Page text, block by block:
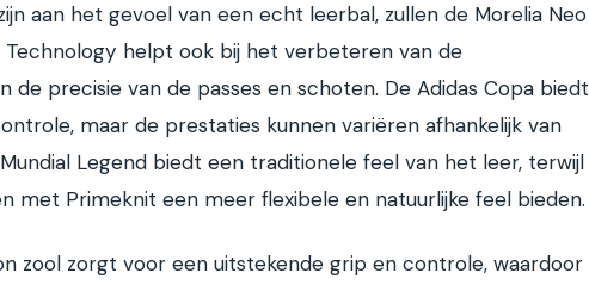
aan het gevoel van een echt leerbal, zullen de Morelia Neo
Technology helpt ook bij het verbeteren van de
de precisie van de passes en schoten. De Adidas Copa biedt
maar de prestaties kunnen variëren afhankelijk van
Legend biedt een traditionele feel van het leer, terwijl
met Primeknit een meer flexibele en natuurlijke feel bieden.
zool zorgt voor een uitstekende grip en controle, waardoor